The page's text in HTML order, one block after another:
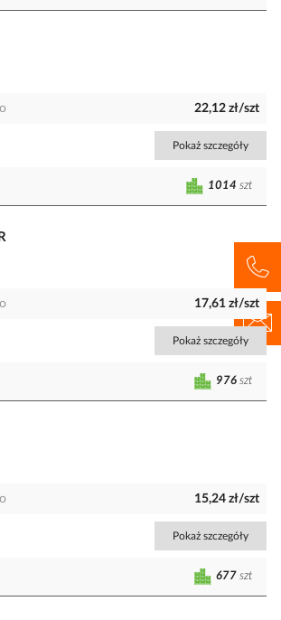
22,12 zł/szt
Pokaż szczegóły
1014 szt
17,61 zł/szt
Pokaż szczegóły
976 szt
15,24 zł/szt
Pokaż szczegóły
677 szt